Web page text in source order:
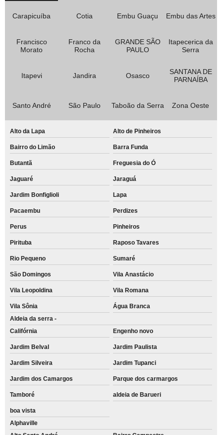
Carapicuíba Cotia Embu Guaçu Embu das Artes
Francisco
Morato
Franco da
Rocha
GRANDE SÃO
PAULO
Itapecerica da
Serra
Itapevi Jandira Osasco
SANTANA DE
PARNAÍBA
Santo André São Paulo Taboão da Serra Zona Oeste
Alto da Lapa Alto de Pinheiros
Bairro do Limão Barra Funda
Butantã Freguesia do Ó
Jaguaré Jaraguá
Jardim Bonfiglioli Lapa
Pacaembu Perdizes
Perus Pinheiros
Pirituba Raposo Tavares
Rio Pequeno Sumaré
São Domingos Vila Anastácio
Vila Leopoldina Vila Romana
Vila Sônia
Água Branca
Aldeia da serra -
Califórnia
Engenho novo
Jardim Belval Jardim Paulista
Jardim Silveira Jardim Tupanci
Jardim dos Camargos Parque dos carmargos
Tamboré aldeia de Barueri
boa vista
Alphaville